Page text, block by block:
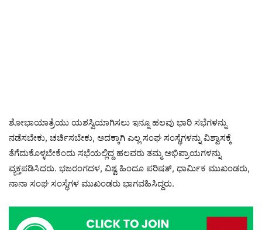
ಶೋಭಾಯಾತ್ರೆಯು ಯಶಸ್ವಿಯಾಗಿಸಲು ಇನ್ನೂ ಹಲವು ಭಾರಿ ಸಭೆಗಳನ್ನು
ನಡೆಸಬೇಕು, ಚರ್ಚಿಸಬೇಕು, ಅದಕ್ಕಾಗಿ ಎಲ್ಲ ಸಂಘ ಸಂಸ್ಥೆಗಳನ್ನು ವಿಶ್ವಾಸಕ್ಕೆ
ತೆಗೆದುಕೊಳ್ಳಬೇಕೆಂದು ಸಭೆಯಲ್ಲಿದ್ದ ಹಲವರು ತಮ್ಮ ಅಭಿಪ್ರಾಯಗಳನ್ನು
ವ್ಯಕ್ತಪಡಿಸಿದರು. ಭಜರಂಗದಳ, ವಿಶ್ವ ಹಿಂದೂ ಪರಿಷತ್, ಧಾರ್ಮಿಕ ಮುಖಂಡರು,
ನಾನಾ ಸಂಘ ಸಂಸ್ಥೆಗಳ ಮುಖಂಡರು ಭಾಗವಹಿಸಿದ್ದರು.